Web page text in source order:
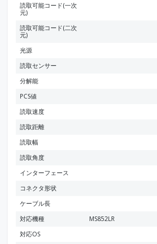
読取可能コード(一次
元)
読取可能コード(二次
元)
光源
読取センサー
分解能
PCS値
読取速度
読取距離
読取幅
読取角度
インターフェース
コネクタ形状
ケーブル長
対応機種
MS852LR
対応OS